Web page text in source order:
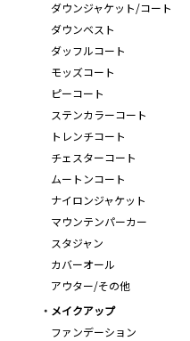
ダウンジャケット/コート
ダウンベスト
ダッフルコート
モッズコート
ピーコート
ステンカラーコート
トレンチコート
チェスターコート
ムートンコート
ナイロンジャケット
マウンテンパーカー
スタジャン
カバーオール
アウター/その他
メイクアップ
ファンデーション